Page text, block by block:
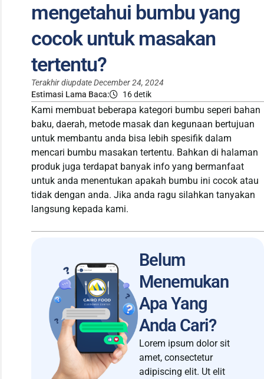
mengetahui bumbu yang
cocok untuk masakan
tertentu?
Terakhir diupdateDecember 24, 2024
Estimasi Lama Baca:
16 detik
Kami membuat beberapa kategori bumbu seperi bahan
baku, daerah, metode masak dan kegunaan bertujuan
untuk membantu anda bisa lebih spesifik dalam
mencari bumbu masakan tertentu. Bahkan di halaman
produk juga terdapat banyak info yang bermanfaat
untuk anda menentukan apakah bumbu ini cocok atau
tidak dengan anda. Jika anda ragu silahkan tanyakan
langsung kepada kami.
Belum
Menemukan
Apa Yang
Anda Cari?
Lorem ipsum dolor sit
amet, consectetur
adipiscing elit. Ut elit